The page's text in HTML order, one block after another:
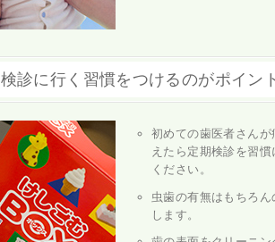
診に行く習慣をつけるのがポイン
初めての歯医者さん
えたら定期検診を習
ください。
虫歯の有無はもちろ
します。